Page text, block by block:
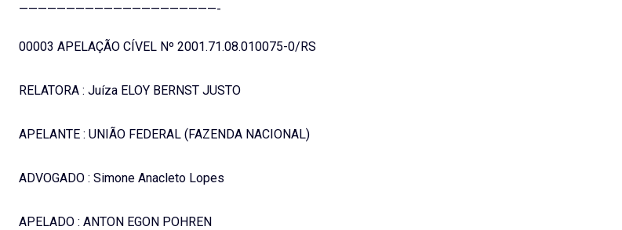
—————————————————————-
00003 APELAÇÃO CÍVEL Nº 2001.71.08.010075-0/RS
RELATORA : Juíza ELOY BERNST JUSTO
APELANTE : UNIÃO FEDERAL (FAZENDA NACIONAL)
ADVOGADO : Simone Anacleto Lopes
APELADO : ANTON EGON POHREN